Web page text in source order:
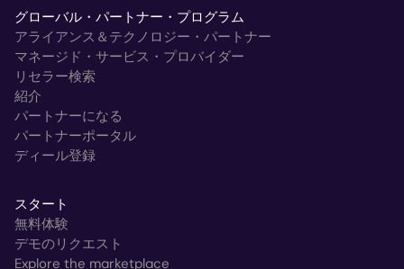
グローバル・パートナー・プログラム
アライアンス＆テクノロジー・パートナー
マネージド・サービス・プロバイダー
リセラー検索
紹介
パートナーになる
パートナーポータル
ディール登録
スタート
無料体験
デモのリクエスト
Explore the marketplace